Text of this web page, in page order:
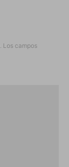
Los campos